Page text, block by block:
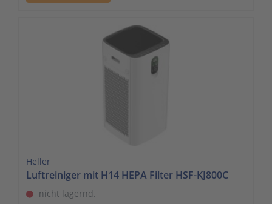
Heller
Luftreiniger mit H14 HEPA Filter HSF-KJ800C
nicht lagernd.